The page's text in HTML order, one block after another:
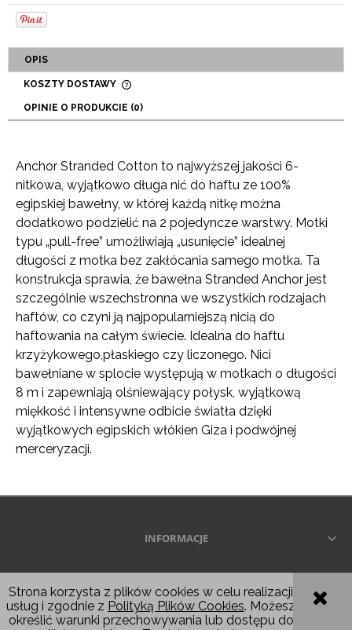
Strona korzysta z plików cookies w celu realizacji
usług i zgodnie z Polityką Plików Cookies. Możesz
określić warunki przechowywania lub dostępu do
OPIS
KOSZTY DOSTAWY
PŁATNOŚCI
OPINIE O PRODUKCIE (0)
Anchor Stranded Cotton to najwyższej jakości 6-
nitkowa, wyjątkowo długa nić do haftu ze 100%
egipskiej bawełny, w której każdą nitkę można
dodatkowo podzielić na 2 pojedyncze warstwy. Motki
typu „pull-free” umożliwiają „usunięcie” idealnej
długości z motka bez zakłócania samego motka. Ta
konstrukcja sprawia, że ​​bawełna Stranded Anchor jest
szczególnie wszechstronna we wszystkich rodzajach
haftów, co czyni ją najpopularniejszą nicią do
haftowania na całym świecie. Idealna do haftu
krzyżykowego,płaskiego czy liczonego. Nici
bawełniane w splocie występują w motkach o długości
8 m i zapewniają olśniewający połysk, wyjątkową
miękkość i intensywne odbicie światła dzięki
wyjątkowych egipskich włókien Giza i podwójnej
merceryzacji.
INFORMACJE
POKAŻ PEŁNĄ WERSJĘ STRONY